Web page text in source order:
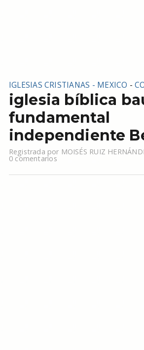
IGLESIAS CRISTIANAS - MEXICO -
iglesia bíblica
fundamental
independiente
Registrada por MOISÉS RUIZ
0 comentarios